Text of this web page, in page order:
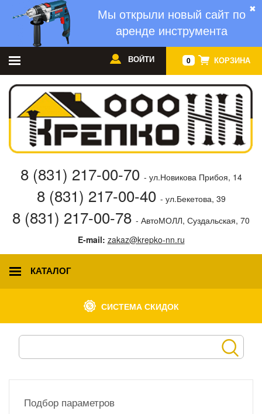
✖
Мы открыли новый сайт по
аренде инструмента
0 КОРЗИНА
ВОЙТИ
8 (831) 217-00-70 - ул.Новикова Прибоя, 14
8 (831) 217-00-40 - ул.Бекетова, 39
8 (831) 217-00-78 - АвтоМОЛЛ, Суздальская, 70
E-mail: zakaz@krepko-nn.ru
КАТАЛОГ
СИСТЕМА СКИДОК
Подбор параметров